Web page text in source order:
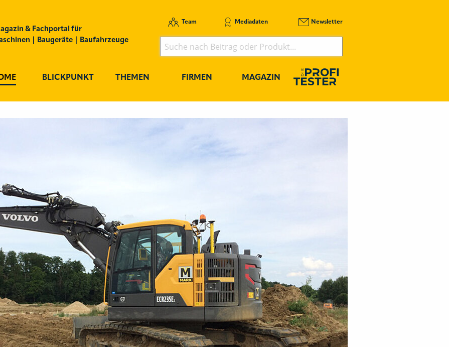
& Fachportal für
| Baugeräte | Baufahrzeuge
Team Mediadaten Newsletter
BLICKPUNKT THEMEN FIRMEN MAGAZIN